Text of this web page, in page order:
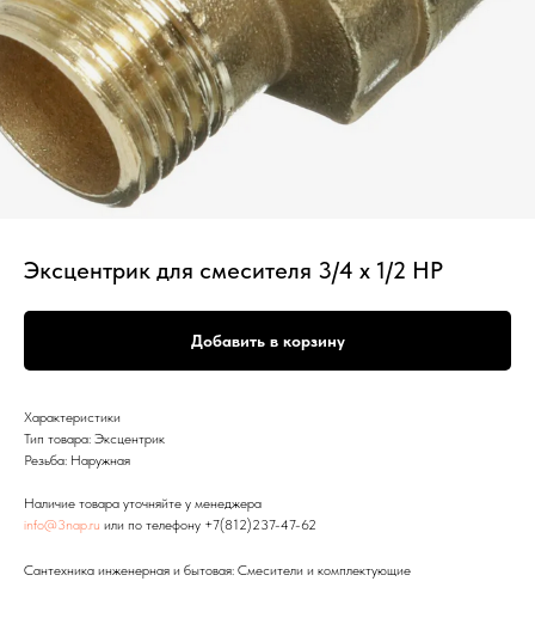
Эксцентрик для смесителя 3/4 х 1/2 НР
Добавить в корзину
Характеристики
Тип товара: Эксцентрик
Резьба: Наружная
Наличие товара уточняйте у менеджера
info@3nap.ru или по телефону +7(812)237-47-62
Сантехника инженерная и бытовая: Смесители и комплектующие